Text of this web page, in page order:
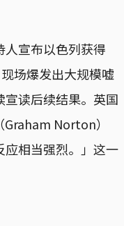
宣布以色列获得
场爆发出大规模嘘
读后续结果。英国
Norton）
应相当强烈。」这一